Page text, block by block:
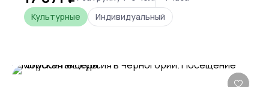
уголок дышит историей и искусством. Это
путешествие для тех, кто ищет
Культурные
Индивидуальный